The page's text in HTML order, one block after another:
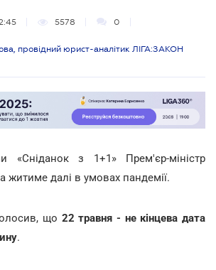
5578 0
провідний юрист-аналітик ЛІГА:ЗАКОН
«Сніданок з 1+1» Прем'єр-міністр
житиме далі в умовах пандемії.
що 22 травня - не кінцева дата
.